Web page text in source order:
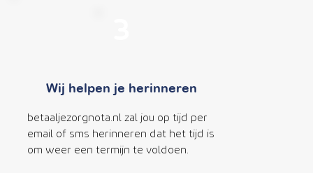
Wij helpen je herinneren
betaaljezorgnota.nl zal jou op tijd per
email of sms herinneren dat het tijd is
om weer een termijn te voldoen.